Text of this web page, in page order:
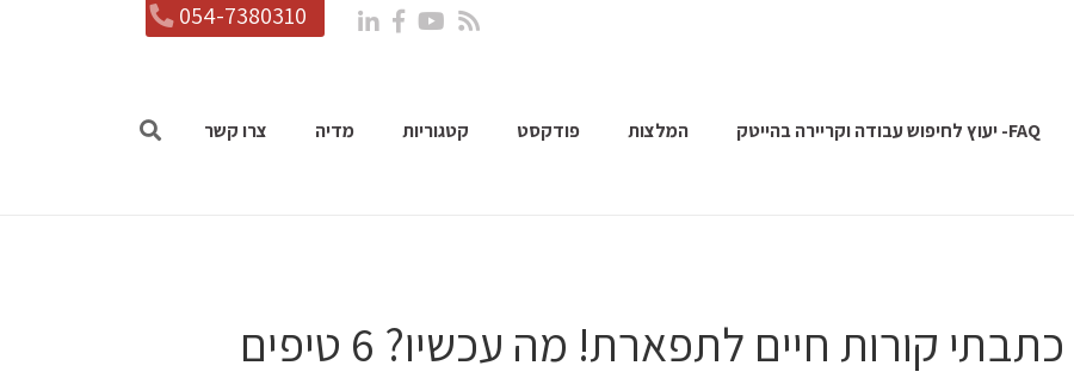
054-7380310
FAQ- יעוץ לחיפוש עבודה וקריירה בהייטק המלצות פודקסט קטגוריות מדיה צרו קשר
כתבתי קורות חיים לתפארת! מה עכשיו? 6 טיפים